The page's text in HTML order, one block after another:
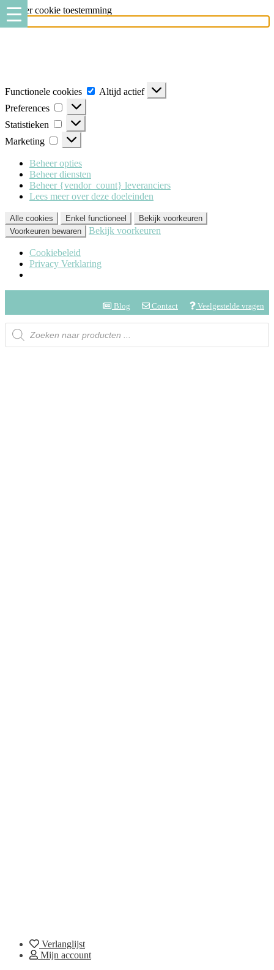
Beheer cookie toestemming
Functionele cookies
Altijd actief
Preferences
Statistieken
Marketing
Beheer opties
Beheer diensten
Beheer {vendor_count} leveranciers
Lees meer over deze doeleinden
Alle cookies Enkel functioneel
Bekijk voorkeuren
Voorkeuren bewaren
Bekijk voorkeuren
Cookiebeleid
Privacy Verklaring
Blog Contact Veelgestelde vragen
Verlanglijst
Mijn account